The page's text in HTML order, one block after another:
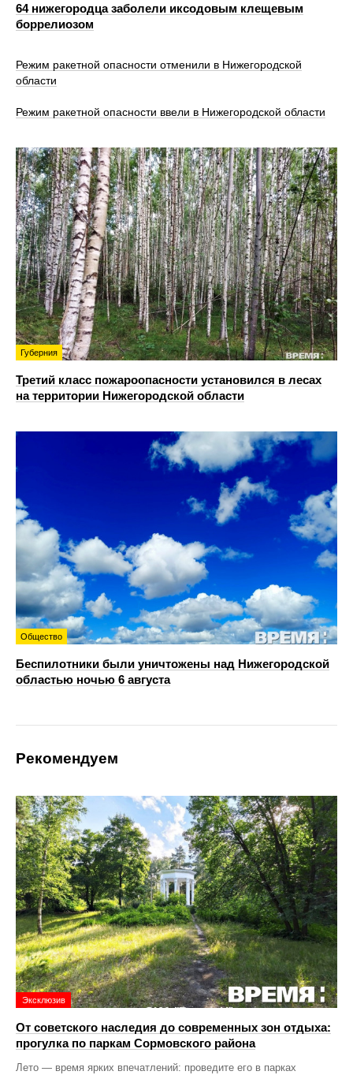
64 нижегородца заболели иксодовым клещевым
боррелиозом
Режим ракетной опасности отменили в Нижегородской
области
Режим ракетной опасности ввели в Нижегородской области
Губерния
Третий класс пожароопасности установился в лесах
на территории Нижегородской области
Общество
Беспилотники были уничтожены над Нижегородской
областью ночью 6 августа
Рекомендуем
Эксклюзив
От советского наследия до современных зон отдыха:
прогулка по паркам Сормовского района
Лето — время ярких впечатлений: проведите его в парках